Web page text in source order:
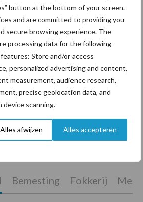
button at the bottom of your screen.
and are committed to providing you
secure browsing experience. The
processing data for the following
Store and/or access
personalized advertising and content,
measurement, audience research,
precise geolocation data, and
scanning.
Alles afwijzen Alles accepteren
2025 Royal A-
omzet groeit,
daalt
en werktuigen
doelwit criminelen
Bemesting Fokkerij